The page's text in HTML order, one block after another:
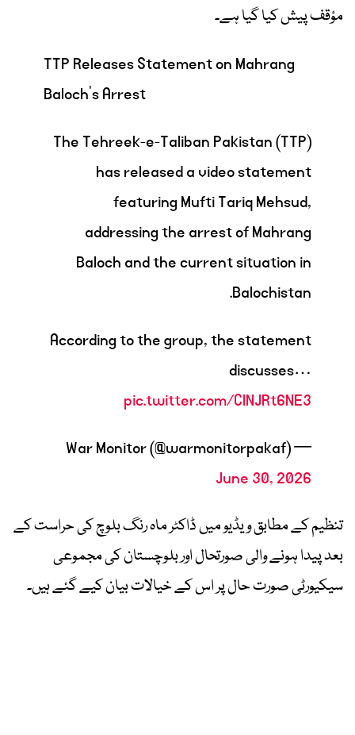
مؤقف پیش کیا گیا ہے۔
TTP Releases Statement on Mahrang
Baloch's Arrest
The Tehreek-e-Taliban Pakistan (TTP)
has released a video statement
featuring Mufti Tariq Mehsud,
addressing the arrest of Mahrang
Baloch and the current situation in
Balochistan.
According to the group, the statement
discusses…
pic.twitter.com/ClNJRt6NE3
— War Monitor (@warmonitorpakaf)
June 30, 2026
تنظیم کے مطابق ویڈیو میں ڈاکٹر ماہ رنگ بلوچ کی حراست کے
بعد پیدا ہونے والی صورتحال اور بلوچستان کی مجموعی
سیکیورٹی صورت حال پر اس کے خیالات بیان کیے گئے ہیں۔